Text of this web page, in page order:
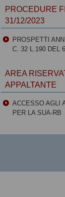
PROCEDURE
31/12/2023
PROSPETTI
C. 32 L.190 DEL
AREA
APPALTANTE
ACCESSO AGLI
PER LA SUA-RB